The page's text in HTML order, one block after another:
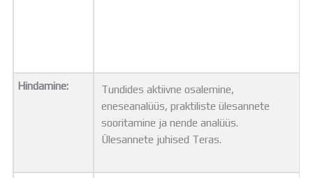
Hindamine:
Tundides aktiivne osalemine,
eneseanalüüs, praktiliste ülesannete
sooritamine ja nende analüüs.
Ülesannete juhised Teras.